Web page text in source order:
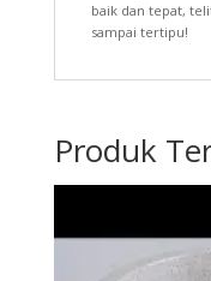
baik dan tepat,
sampai tertipu!
Produk